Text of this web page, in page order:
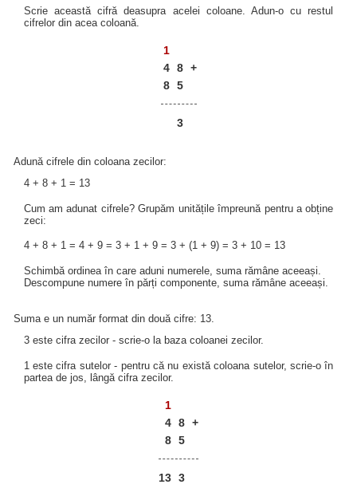
Scrie această cifră deasupra acelei coloane. Adun-o cu restul
cifrelor din acea coloană.
1
4 8 +
8 5
3
Adună cifrele din coloana zecilor:
4 + 8 + 1 = 13
Cum am adunat cifrele? Grupăm unitățile împreună pentru a obține
zeci:
4 + 8 + 1 = 4 + 9 = 3 + 1 + 9 = 3 + (1 + 9) = 3 + 10 = 13
Schimbă ordinea în care aduni numerele, suma rămâne aceeași.
Descompune numere în părți componente, suma rămâne aceeași.
Suma e un număr format din două cifre: 13.
3 este cifra zecilor - scrie-o la baza coloanei zecilor.
1 este cifra sutelor - pentru că nu există coloana sutelor, scrie-o în
partea de jos, lângă cifra zecilor.
1
4 8 +
8 5
13 3